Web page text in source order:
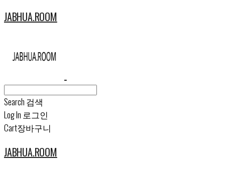
JABHUA.ROOM
Search 검색
Log In 로그인
Cart장바구니
JABHUA.ROOM